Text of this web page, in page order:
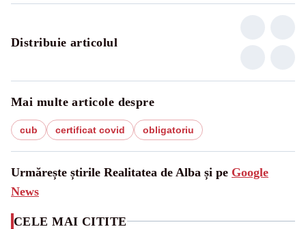
Distribuie articolul
Mai multe articole despre
cub certificat covid obligatoriu
Urmărește știrile Realitatea de Alba și pe Google
News
CELE MAI CITITE